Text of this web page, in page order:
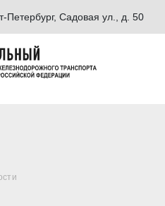
Петербург, Садовая ул., д. 50